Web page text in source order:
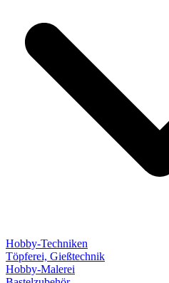
Hobby-Techniken
Töpferei, Gießtechnik
Hobby-Malerei